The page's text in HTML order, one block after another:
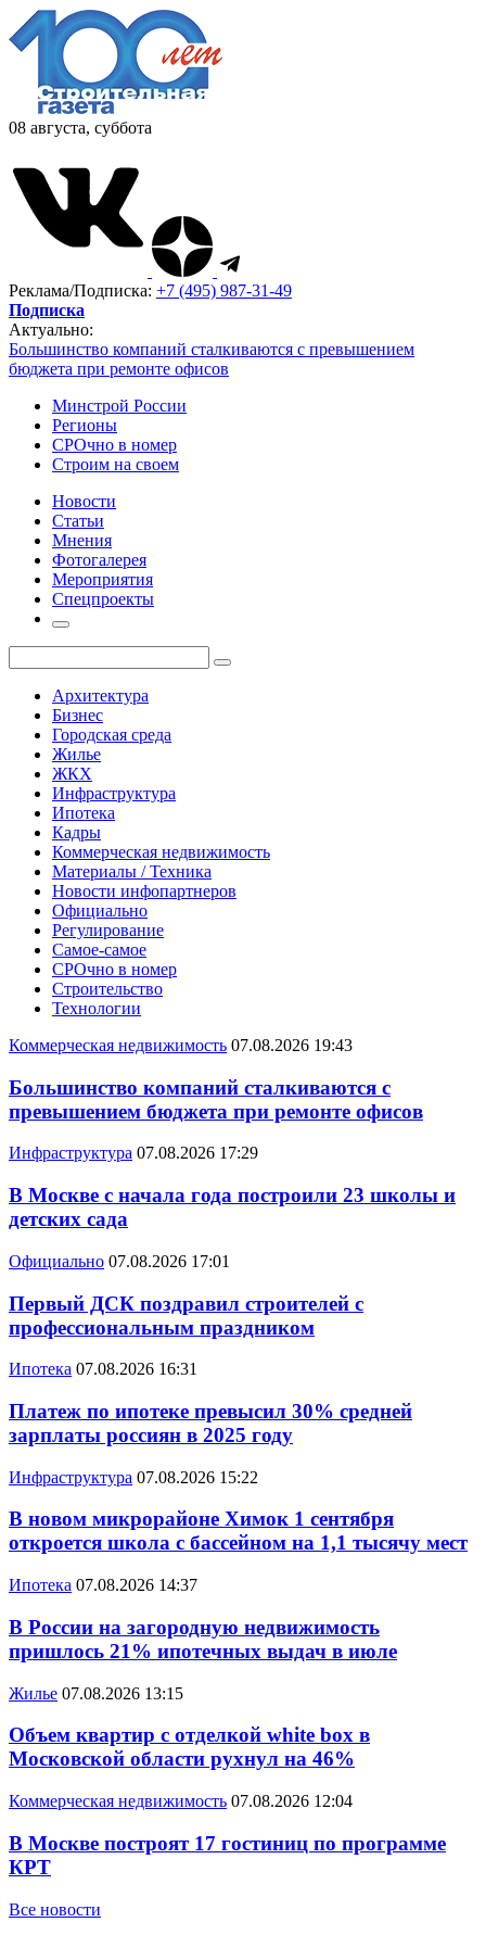
08 августа, суббота
Реклама/Подписка: +7 (495) 987-31-49
Подписка
Актуально:
Большинство компаний сталкиваются с превышением
бюджета при ремонте офисов
Минстрой России
Регионы
СРОчно в номер
Строим на своем
Новости
Статьи
Мнения
Фотогалерея
Мероприятия
Спецпроекты
Архитектура
Бизнес
Городская среда
Жилье
ЖКХ
Инфраструктура
Ипотека
Кадры
Коммерческая недвижимость
Материалы / Техника
Новости инфопартнеров
Официально
Регулирование
Самое-самое
СРОчно в номер
Строительство
Технологии
Коммерческая недвижимость 07.08.2026 19:43
Большинство компаний сталкиваются с
превышением бюджета при ремонте офисов
Инфраструктура 07.08.2026 17:29
В Москве с начала года построили 23 школы и
детских сада
Официально 07.08.2026 17:01
Первый ДСК поздравил строителей с
профессиональным праздником
Ипотека 07.08.2026 16:31
Платеж по ипотеке превысил 30% средней
зарплаты россиян в 2025 году
Инфраструктура 07.08.2026 15:22
В новом микрорайоне Химок 1 сентября
откроется школа с бассейном на 1,1 тысячу мест
Ипотека 07.08.2026 14:37
В России на загородную недвижимость
пришлось 21% ипотечных выдач в июле
Жилье 07.08.2026 13:15
Объем квартир с отделкой white box в
Московской области рухнул на 46%
Коммерческая недвижимость 07.08.2026 12:04
В Москве построят 17 гостиниц по программе
КРТ
Все новости